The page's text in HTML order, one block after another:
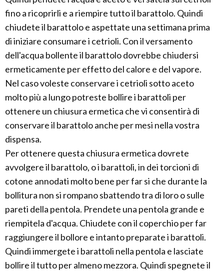
fino a ricoprirli e a riempire tutto il barattolo. Quindi
chiudete il barattolo e aspettate una settimana prima
di iniziare consumare i cetrioli. Con il versamento
dell'acqua bollente il barattolo dovrebbe chiudersi
ermeticamente per effetto del calore e del vapore.
Nel caso voleste conservare i cetrioli sotto aceto
molto più a lungo potreste bollire i barattoli per
ottenere un chiusura ermetica che vi consentirà di
conservare il barattolo anche per mesi nella vostra
dispensa.
Per ottenere questa chiusura ermetica dovrete
avvolgere il barattolo, o i barattoli, in dei torcioni di
cotone annodati molto bene per far si che durante la
bollitura non si rompano sbattendo tra di loro o sulle
pareti della pentola. Prendete una pentola grande e
riempitela d'acqua. Chiudete con il coperchio per far
raggiungere il bollore e intanto preparate i barattoli.
Quindi immergete i barattoli nella pentola e lasciate
bollire il tutto per almeno mezzora. Quindi spegnete il